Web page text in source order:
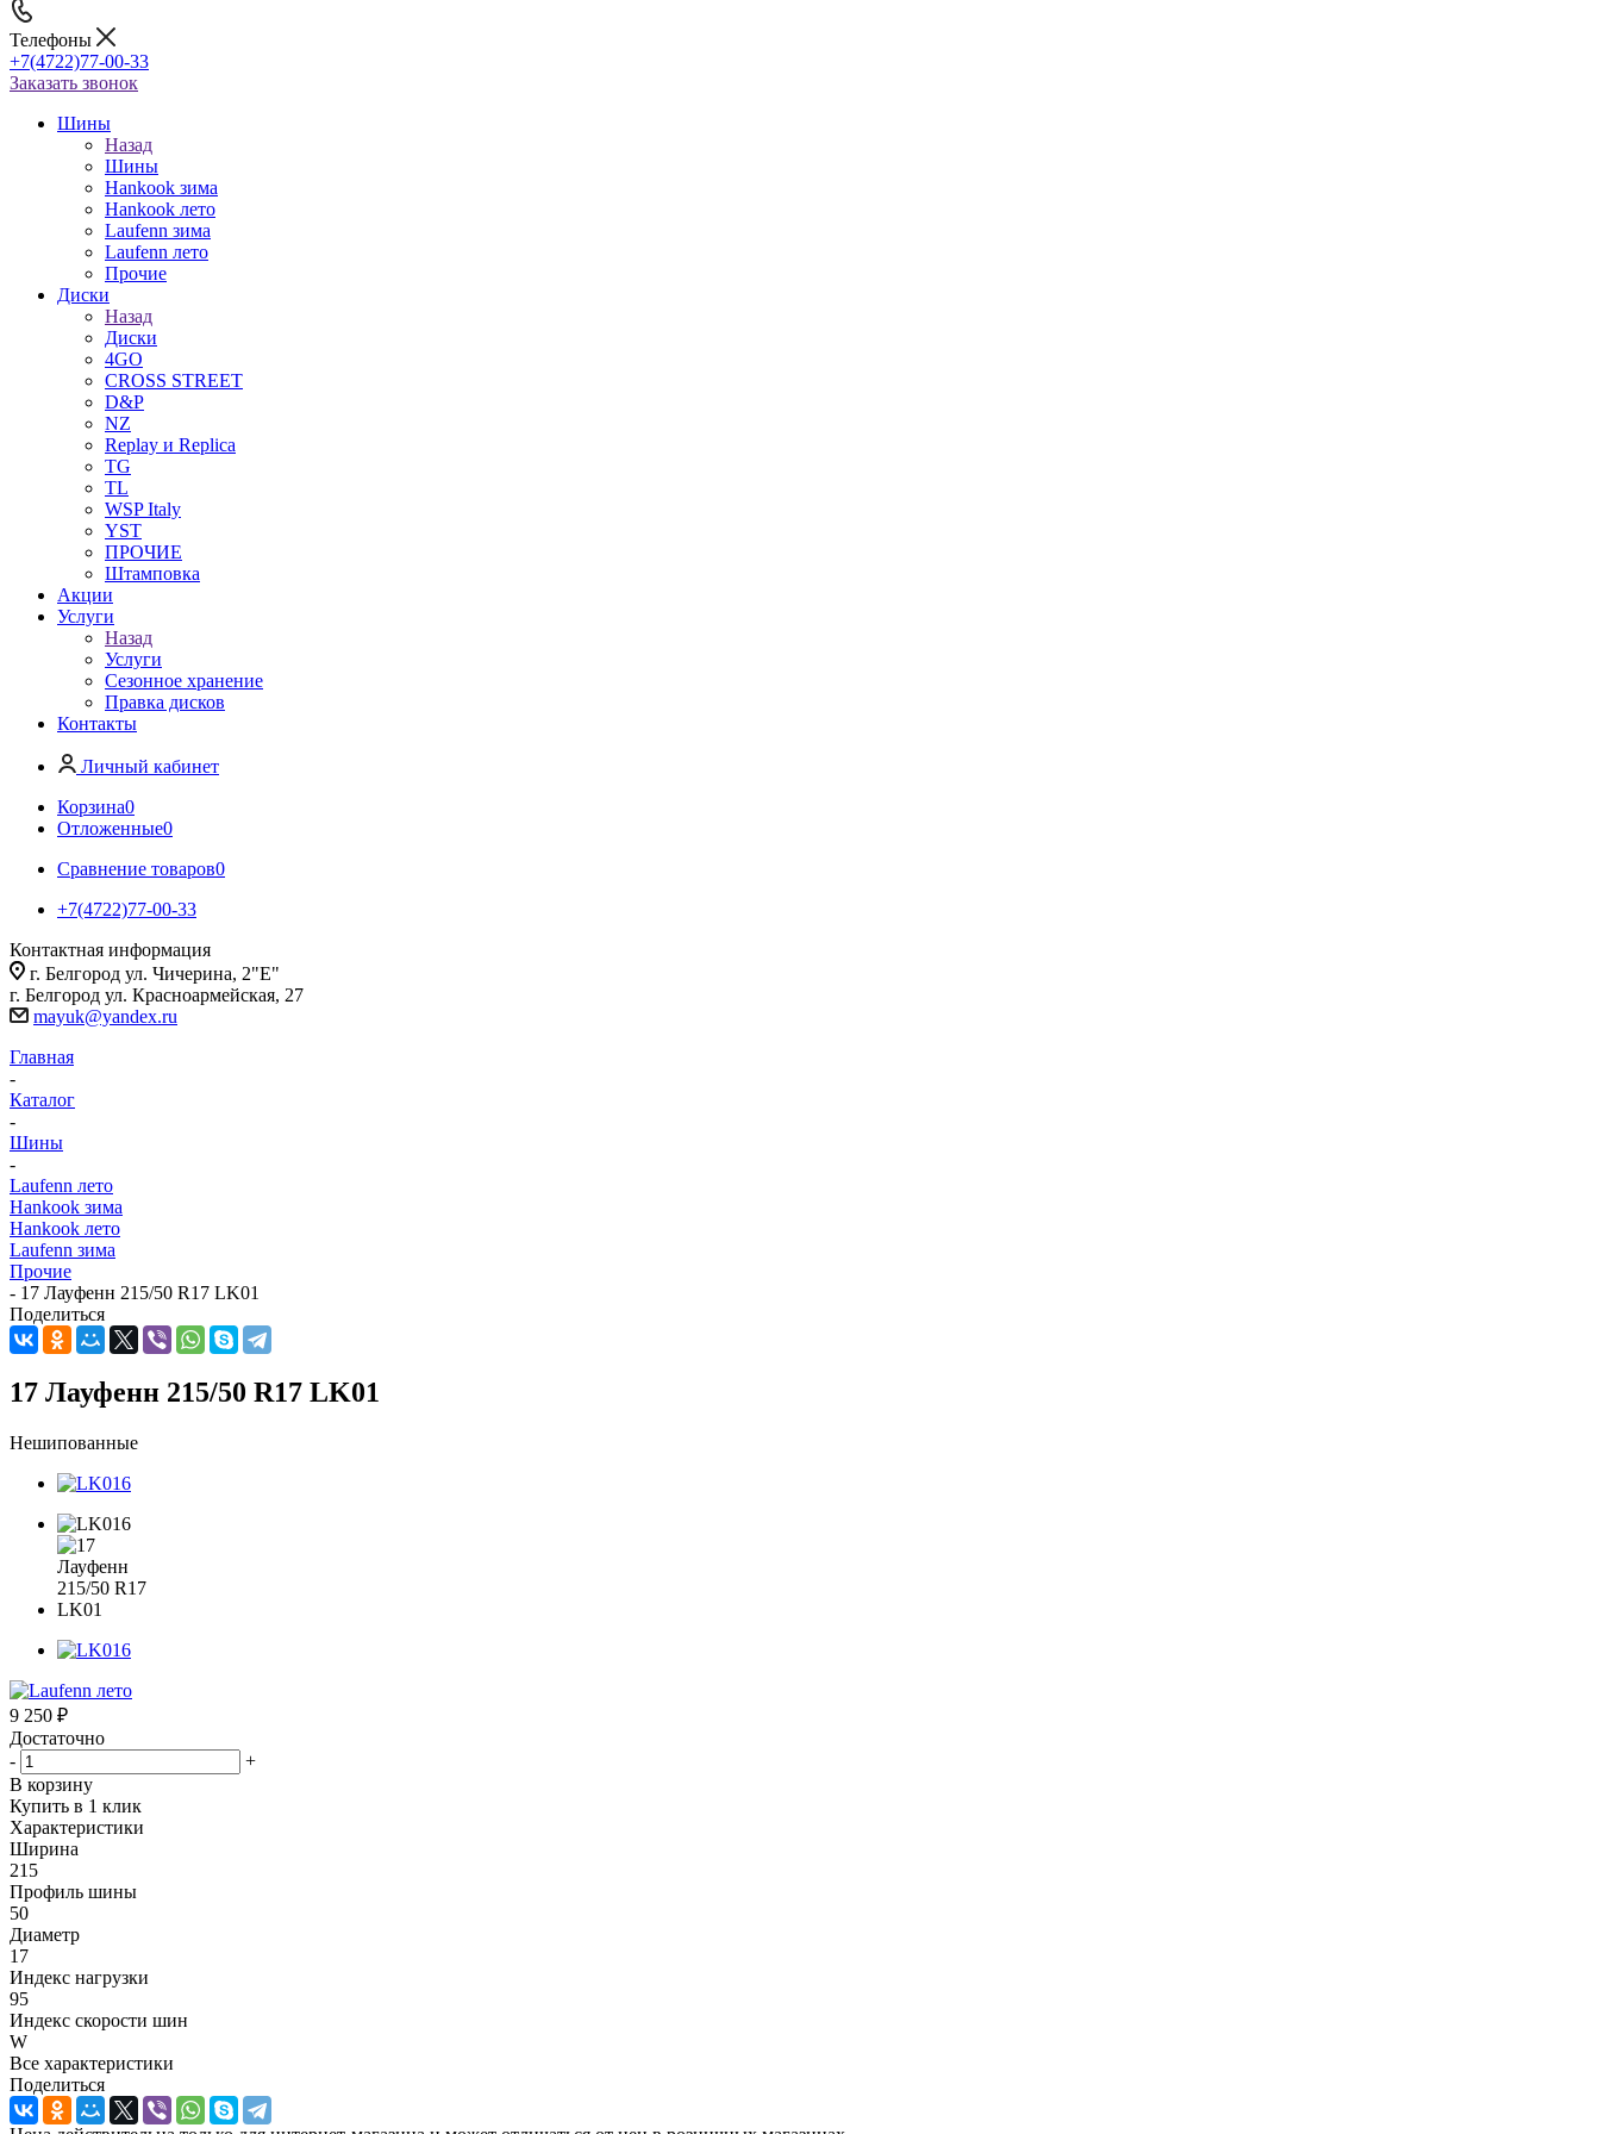
Телефоны
+7(4722)77-00-33
Заказать звонок
Шины
Назад
Шины
Hankook зима
Hankook лето
Laufenn зима
Laufenn лето
Прочие
Диски
Назад
Диски
4GO
CROSS STREET
D&P
NZ
Replay и Replica
TG
TL
WSP Italy
YST
ПРОЧИЕ
Штамповка
Акции
Услуги
Назад
Услуги
Сезонное хранение
Правка дисков
Контакты
Личный кабинет
Корзина0
Отложенные0
Сравнение товаров0
+7(4722)77-00-33
Контактная информация
г. Белгород ул. Чичерина, 2"Е"
г. Белгород ул. Красноармейская, 27
mayuk@yandex.ru
Главная
-
Каталог
-
Шины
-
Laufenn лето
Hankook зима
Hankook лето
Laufenn зима
Прочие
- 17 Лауфенн 215/50 R17 LK01
Поделиться
17 Лауфенн 215/50 R17 LK01
Нешипованные
9 250 ₽
Достаточно
-
+
В корзину
Купить в 1 клик
Характеристики
Ширина
215
Профиль шины
50
Диаметр
17
Индекс нагрузки
95
Индекс скорости шин
W
Все характеристики
Поделиться